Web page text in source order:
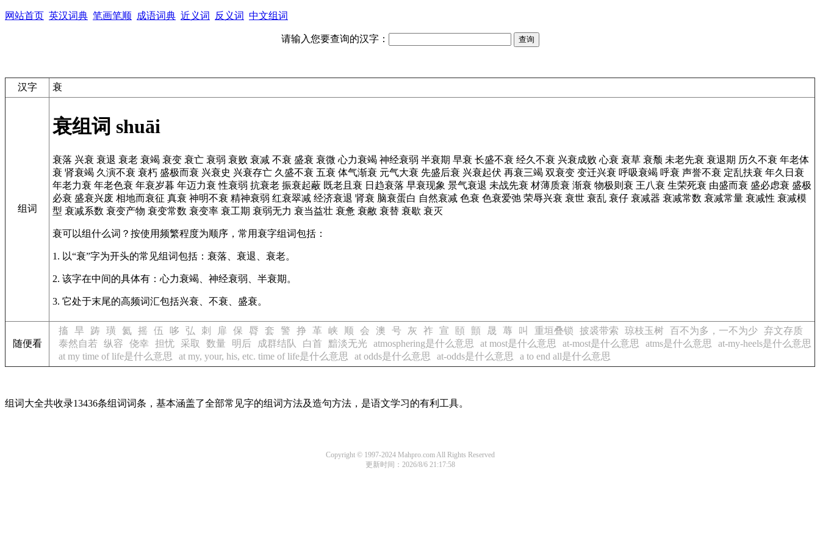
网站首页 英汉词典 笔画笔顺 成语词典 近义词 反义词 中文组词
请输入您要查询的汉字：
汉字 衰
组词
衰组词 shuāi
衰落 兴衰 衰退 衰老 衰竭 衰变 衰亡 衰弱 衰败 衰减 不衰 盛衰 衰微 心力衰竭 神经衰弱 半衰期 早衰 长盛不衰 经久不衰 兴衰成败 心衰 衰草 衰颓 未老先衰 衰退期 历久不衰 年老体
衰 肾衰竭 久演不衰 衰朽 盛极而衰 兴衰史 兴衰存亡 久盛不衰 五衰 体气渐衰 元气大衰 先盛后衰 兴衰起伏 再衰三竭 双衰变 变迁兴衰 呼吸衰竭 呼衰 声誉不衰 定乱扶衰 年久日衰
年老力衰 年老色衰 年衰岁暮 年迈力衰 性衰弱 抗衰老 振衰起蔽 既老且衰 日趋衰落 早衰现象 景气衰退 未战先衰 材薄质衰 渐衰 物极则衰 王八衰 生荣死衰 由盛而衰 盛必虑衰 盛极
必衰 盛衰兴废 相地而衰征 真衰 神明不衰 精神衰弱 红衰翠减 经济衰退 肾衰 脑衰蛋白 自然衰减 色衰 色衰爱弛 荣辱兴衰 衰世 衰乱 衰仔 衰减器 衰减常数 衰减常量 衰减性 衰减模
型 衰减系数 衰变产物 衰变常数 衰变率 衰工期 衰弱无力 衰当益壮 衰惫 衰敝 衰替 衰歇 衰灭
衰可以组什么词？按使用频繁程度为顺序，常用衰字组词包括：
1. 以“衰”字为开头的常见组词包括：衰落、衰退、衰老。
2. 该字在中间的具体有：心力衰竭、神经衰弱、半衰期。
3. 它处于末尾的高频词汇包括兴衰、不衰、盛衰。
随便看
搐 旱 踌 璜 氦 摇 伍 哆 弘 刺 扉 保 脣 套 警 挣 革 峡 顺 会 澳 号 灰 祚 宣 頤 顫 晟 蓐 叫 重垣叠锁 披裘带索 琼枝玉树 百不为多，一不为少 弃文存质
泰然自若 纵容 侥幸 担忧 采取 数量 明后 成群结队 白首 黯淡无光 atmosphering是什么意思 at most是什么意思 at-most是什么意思 atms是什么意思
at-my-heels是什么意思
at my time of life是什么意思
at my, your, his, etc. time of life是什么意思 at odds是什么意思 at-odds是什么意思 a to end all是什么意思
组词大全共收录13436条组词词条，基本涵盖了全部常见字的组词方法及造句方法，是语文学习的有利工具。
Copyright © 1997-2024 Mahpro.com All Rights Reserved
更新时间：2026/8/6 21:17:58